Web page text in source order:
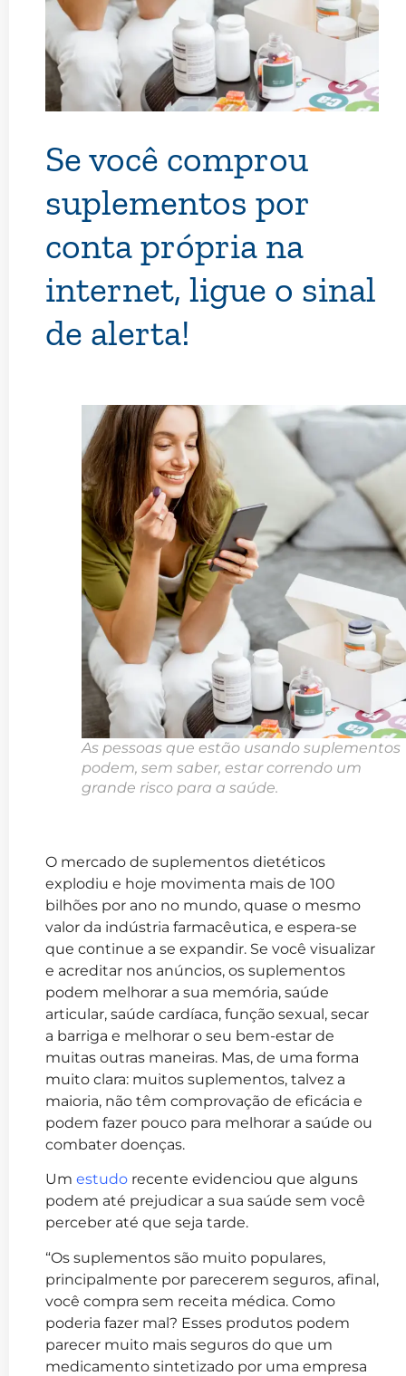
Se você comprou
suplementos por
conta própria na
internet, ligue o sinal
de alerta!
As pessoas que estão usando suplementos
podem, sem saber, estar correndo um
grande risco para a saúde.
O mercado de suplementos dietéticos
explodiu e hoje movimenta mais de 100
bilhões por ano no mundo, quase o mesmo
valor da indústria farmacêutica, e espera-se
que continue a se expandir. Se você visualizar
e acreditar nos anúncios, os suplementos
podem melhorar a sua memória, saúde
articular, saúde cardíaca, função sexual, secar
a barriga e melhorar o seu bem-estar de
muitas outras maneiras. Mas, de uma forma
muito clara: muitos suplementos, talvez a
maioria, não têm comprovação de eficácia e
podem fazer pouco para melhorar a saúde ou
combater doenças.
Um estudo recente evidenciou que alguns
podem até prejudicar a sua saúde sem você
perceber até que seja tarde.
“Os suplementos são muito populares,
principalmente por parecerem seguros, afinal,
você compra sem receita médica. Como
poderia fazer mal? Esses produtos podem
parecer muito mais seguros do que um
medicamento sintetizado por uma empresa